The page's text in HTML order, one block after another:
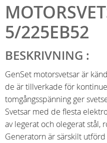
5/225EB52
BESKRIVNING :
GenSet motorsvetsar är
de är tillverkade för
tomgångsspänning ger
Svetsar med de flesta
av legerat och olegerat stål,
Generatorn är särskilt